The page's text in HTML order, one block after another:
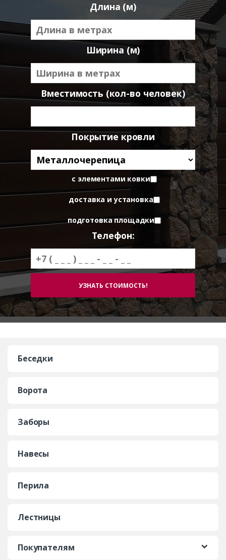
Длина (м)
Ширина (м)
Вместимость (кол-во человек)
Покрытие кровли
с элементами ковки
доставка и установка
подготовка площадки
Телефон:
Беседки
Ворота
Заборы
Навесы
Перила
Лестницы
Покупателям